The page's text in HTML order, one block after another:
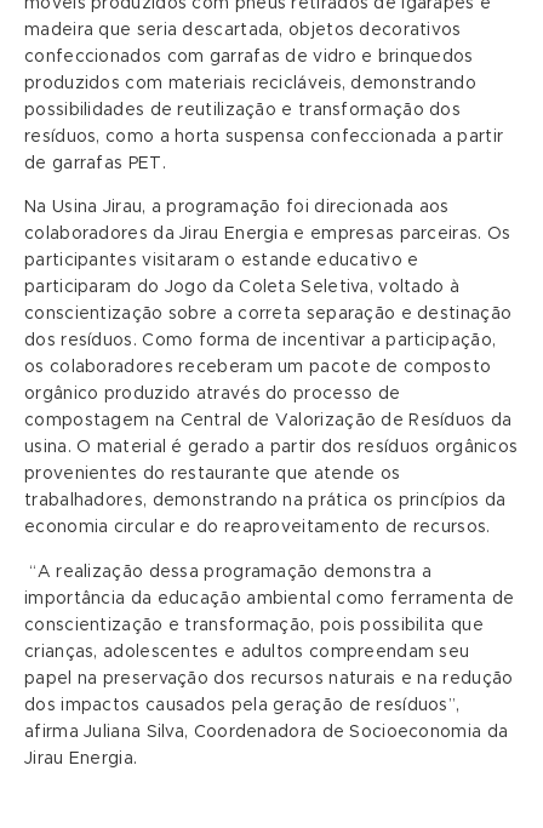
móveis produzidos com pneus retirados de igarapés e
madeira que seria descartada, objetos decorativos
confeccionados com garrafas de vidro e brinquedos
produzidos com materiais recicláveis, demonstrando
possibilidades de reutilização e transformação dos
resíduos, como a horta suspensa confeccionada a partir
de garrafas PET.
Na Usina Jirau, a programação foi direcionada aos
colaboradores da Jirau Energia e empresas parceiras. Os
participantes visitaram o estande educativo e
participaram do Jogo da Coleta Seletiva, voltado à
conscientização sobre a correta separação e destinação
dos resíduos. Como forma de incentivar a participação,
os colaboradores receberam um pacote de composto
orgânico produzido através do processo de
compostagem na Central de Valorização de Resíduos da
usina. O material é gerado a partir dos resíduos orgânicos
provenientes do restaurante que atende os
trabalhadores, demonstrando na prática os princípios da
economia circular e do reaproveitamento de recursos.
“A realização dessa programação demonstra a
importância da educação ambiental como ferramenta de
conscientização e transformação, pois possibilita que
crianças, adolescentes e adultos compreendam seu
papel na preservação dos recursos naturais e na redução
dos impactos causados pela geração de resíduos”,
afirma Juliana Silva, Coordenadora de Socioeconomia da
Jirau Energia.